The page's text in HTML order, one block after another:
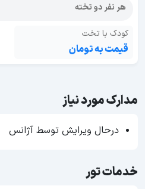
هر نفر دو تخته
کودک با تخت
قیمت به تومان
مدارک مورد نیاز
درحال ویرایش توسط آژانس
خدمات تور